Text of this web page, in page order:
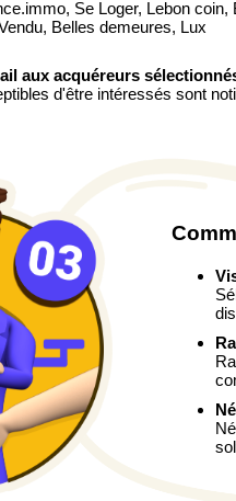
Se Loger, Lebon coin,
Belles demeures, Lux
aux acquéreurs
d'être intéressés sont